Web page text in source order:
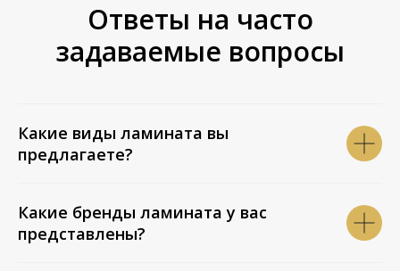
Ответы на часто
задаваемые вопросы
Какие виды ламината вы
предлагаете?
Какие бренды ламината у вас
представлены?